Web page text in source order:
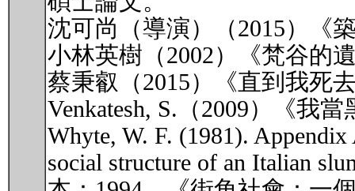
沈可尚（導演）（2015）《
小林英樹（2002）《梵谷的
蔡秉叡（2015）《直到我死
Venkatesh, S.（2009）《我
Whyte, W. F. (1981). Appendix
social structure of an Italian